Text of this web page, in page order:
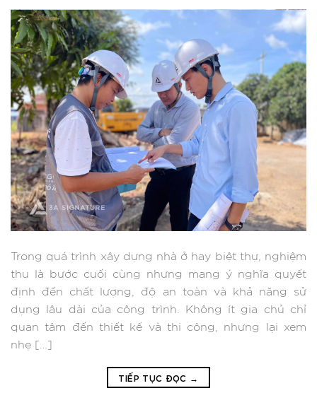
Trong quá trình xây dựng nhà ở hay biệt thự, nghiệm
thu là bước cuối cùng nhưng mang ý nghĩa quyết
định đến chất lượng, độ an toàn và khả năng sử
dụng lâu dài của công trình. Không ít gia chủ chỉ
quan tâm đến thiết kế và thi công, nhưng lại xem
nhẹ […]
TIẾP TỤC ĐỌC →